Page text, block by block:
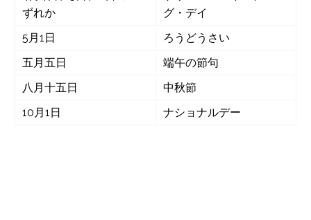
ずれか
グ・デイ
5月1日
ろうどうさい
五月五日
端午の節句
八月十五日
中秋節
10月1日
ナショナルデー